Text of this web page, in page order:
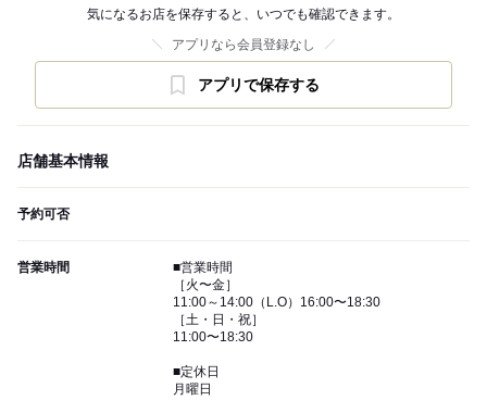
気になるお店を保存すると、いつでも確認できます。
アプリなら会員登録なし
アプリで保存する
店舗基本情報
予約可否
営業時間
■営業時間
［火〜金］
11:00～14:00（L.O）16:00〜18:30
［土・日・祝］
11:00〜18:30
■定休日
月曜日